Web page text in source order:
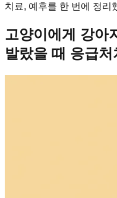
치료, 예후를 한 번에 정리
고양이에게 강아
발랐을 때 응급처